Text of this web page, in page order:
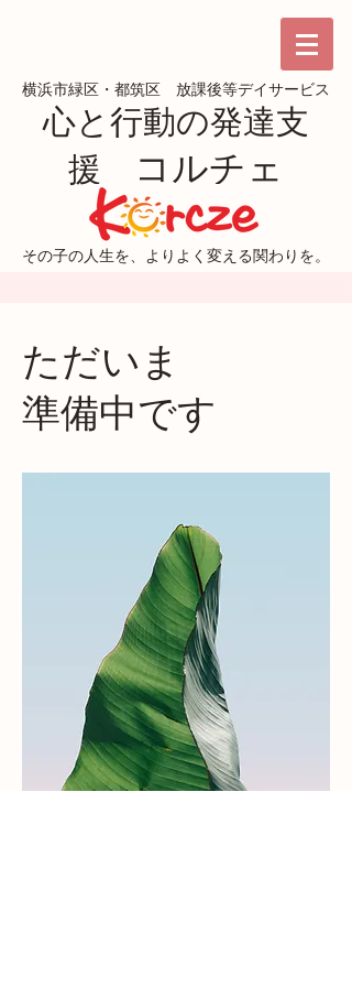
横浜市緑区・都筑区 放課後等デイサービス
心と行動の発達支
援
コルチェ
その子の人生を、 よりよく変える関わりを。
ただいま
準備中です